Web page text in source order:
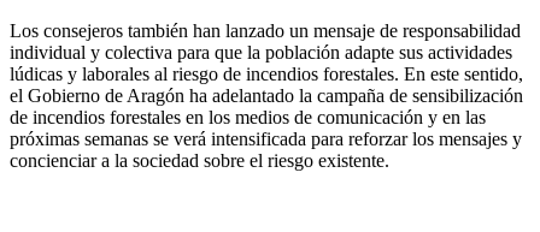
Los consejeros también han lanzado un mensaje de responsabilidad
individual y colectiva para que la población adapte sus actividades
lúdicas y laborales al riesgo de incendios forestales. En este sentido,
el Gobierno de Aragón ha adelantado la campaña de sensibilización
de incendios forestales en los medios de comunicación y en las
próximas semanas se verá intensificada para reforzar los mensajes y
concienciar a la sociedad sobre el riesgo existente.